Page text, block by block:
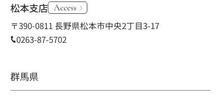
松本支店 Access
〒390-0811 長野県松本市中央2丁目3-17
0263-87-5702
群馬県